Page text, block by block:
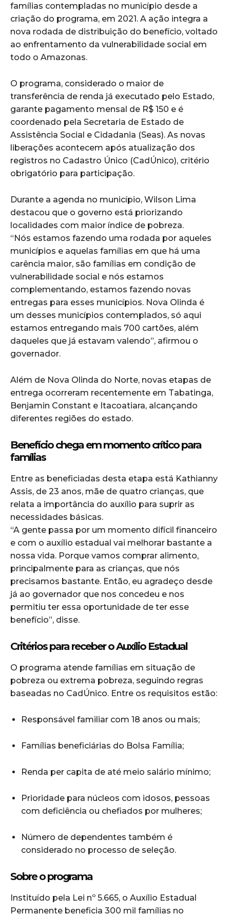
famílias contempladas no município desde a
criação do programa, em 2021. A ação integra a
nova rodada de distribuição do benefício, voltado
ao enfrentamento da vulnerabilidade social em
todo o Amazonas.
O programa, considerado o maior de
transferência de renda já executado pelo Estado,
garante pagamento mensal de R$ 150 e é
coordenado pela Secretaria de Estado de
Assistência Social e Cidadania (Seas). As novas
liberações acontecem após atualização dos
registros no Cadastro Único (CadÚnico), critério
obrigatório para participação.
Durante a agenda no município, Wilson Lima
destacou que o governo está priorizando
localidades com maior índice de pobreza.
“Nós estamos fazendo uma rodada por aqueles
municípios e aquelas famílias em que há uma
carência maior, são famílias em condição de
vulnerabilidade social e nós estamos
complementando, estamos fazendo novas
entregas para esses municípios. Nova Olinda é
um desses municípios contemplados, só aqui
estamos entregando mais 700 cartões, além
daqueles que já estavam valendo”, afirmou o
governador.
Além de Nova Olinda do Norte, novas etapas de
entrega ocorreram recentemente em Tabatinga,
Benjamin Constant e Itacoatiara, alcançando
diferentes regiões do estado.
Benefício chega em momento crítico para
famílias
Entre as beneficiadas desta etapa está Kathianny
Assis, de 23 anos, mãe de quatro crianças, que
relata a importância do auxílio para suprir as
necessidades básicas.
“A gente passa por um momento difícil financeiro
e com o auxílio estadual vai melhorar bastante a
nossa vida. Porque vamos comprar alimento,
principalmente para as crianças, que nós
precisamos bastante. Então, eu agradeço desde
já ao governador que nos concedeu e nos
permitiu ter essa oportunidade de ter esse
benefício”, disse.
Critérios para receber o Auxílio Estadual
O programa atende famílias em situação de
pobreza ou extrema pobreza, seguindo regras
baseadas no CadÚnico. Entre os requisitos estão:
Responsável familiar com 18 anos ou mais;
Famílias beneficiárias do Bolsa Família;
Renda per capita de até meio salário mínimo;
Prioridade para núcleos com idosos, pessoas
com deficiência ou chefiados por mulheres;
Número de dependentes também é
considerado no processo de seleção.
Sobre o programa
Instituído pela Lei nº 5.665, o Auxílio Estadual
Permanente beneficia 300 mil famílias no